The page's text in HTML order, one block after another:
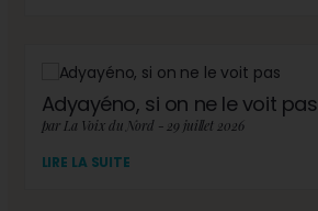
Adyayéno, si on ne le voit pas
par La Voix du Nord - 29 juillet 2026
LIRE LA SUITE